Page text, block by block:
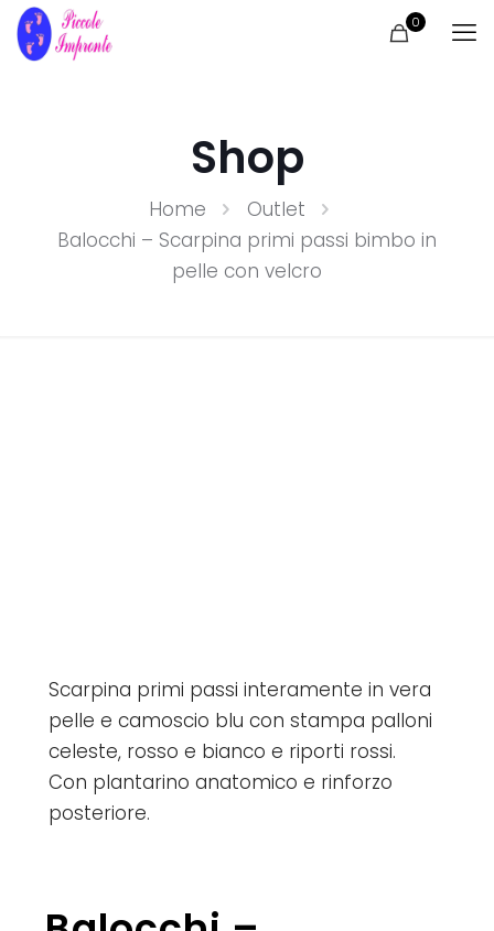
0
Shop
Home
Outlet
Balocchi – Scarpina primi passi bimbo in
pelle con velcro
Scarpina primi passi interamente in vera
pelle e camoscio blu con stampa palloni
celeste, rosso e bianco e riporti rossi.
Con plantarino anatomico e rinforzo
posteriore.